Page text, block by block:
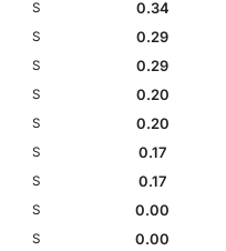
S
0.34
S
0.29
S
0.29
S
0.20
S
0.20
S
0.17
S
0.17
S
0.00
S
0.00